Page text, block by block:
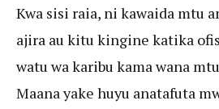
Kwa sisi raia, ni kawaida mtu
ajira au kitu kingine katika
watu wa karibu kama wana
Maana yake huyu anatafuta